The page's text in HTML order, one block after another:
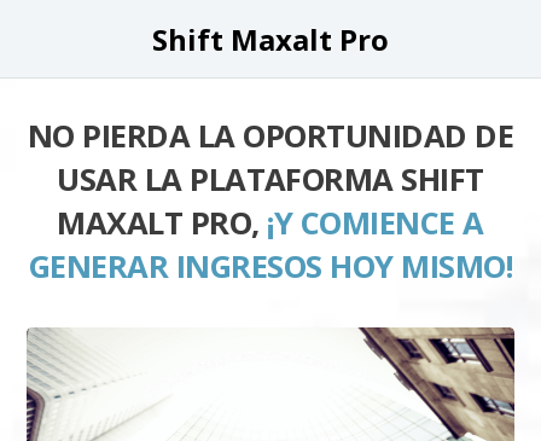
Shift Maxalt Pro
NO PIERDA LA OPORTUNIDAD DE
USAR LA PLATAFORMA SHIFT
MAXALT PRO, ¡Y COMIENCE A
GENERAR INGRESOS HOY MISMO!